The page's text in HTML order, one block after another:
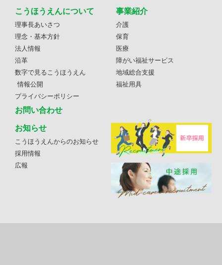
こうほうえんについて
理事長あいさつ
理念・基本方針
法人情報
沿革
数字で見るこうほうえん
情報公開
プライバシーポリシー
お問い合わせ
事業紹介
介護
保育
医療
障がい福祉サービス
地域総合支援
福祉用具
お知らせ
こうほうえんからのお知らせ
採用情報
広報